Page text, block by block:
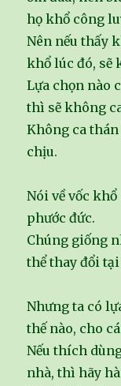
họ khổ công
Nên nếu thấy
khổ lúc đó, sẽ
Lựa chọn nào
thì sẽ không
Không ca
chịu.
Nói về vốc khổ
phước đức.
Chúng giống
thể thay đổi
Nhưng ta có
thế nào, cho
Nếu thích
nhà, thì hãy